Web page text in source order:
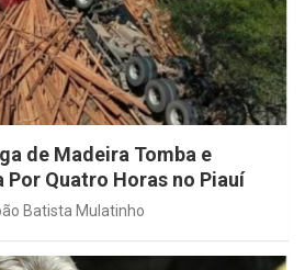
de Madeira Tomba e
Quatro Horas no Piauí
Batista Mulatinho